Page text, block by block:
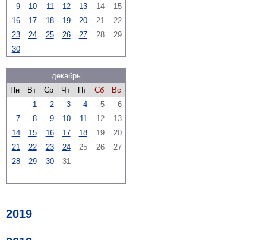
9
10 11 12 13 14
15
16
17 18 19 20 21
22
23
24 25 26 27 28
29
30
декабрь
Пн
Вт Ср Чт Пт Сб
Вс
1
2 3 4 5
6
7
8 9 10 11 12
13
14
15 16 17 18 19
20
21
22 23 24 25 26
27
28
29 30 31
2019